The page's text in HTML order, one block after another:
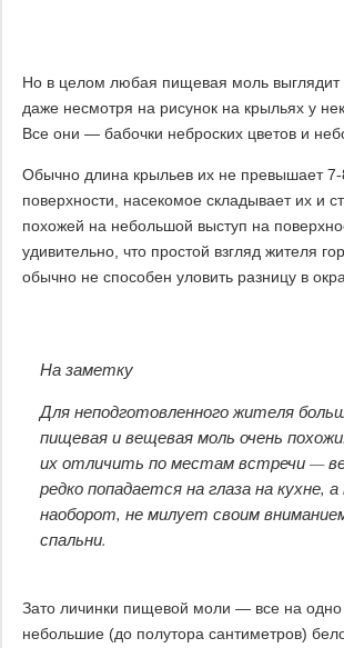
Но в целом любая пищевая моль выглядит
даже несмотря на рисунок на крыльях у
Все они — бабочки неброских цветов и
Обычно длина крыльев их не превышает
поверхности, насекомое складывает их и
похожей на небольшой выступ на
удивительно, что простой взгляд жителя
обычно не способен уловить разницу в
На заметку
Для неподготовленного жителя
пищевая и вещевая моль очень
их отличить по местам встречи —
редко попадается на глаза на кухне,
наоборот, не милует своим
спальни.
Зато личинки пищевой моли — все на
небольшие (до полутора сантиметров)